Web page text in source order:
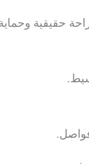
الباحثين عن راحة حقيقية